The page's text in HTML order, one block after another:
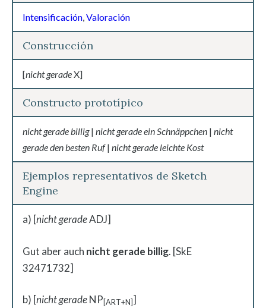
Intensificación,Valoración
Construcción
[nicht geradeX]
Constructo prototípico
nicht gerade billig| nicht gerade ein Schnäppchen | nicht
gerade den besten Ruf| nicht gerade leichte Kost
Ejemplos representativos de Sketch
Engine
a) [nicht geradeADJ]
Gut aber auch nicht gerade billig. [SkE
32471732]
b) [nicht geradeNP[ART+N]]